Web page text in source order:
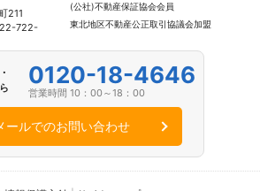
211
722-
(公社)不動産保証協会会員
東北地区不動産公正取引協議会加盟
0120-18-4646
営業時間 10：00～18：00
ールでのお問い合わせ